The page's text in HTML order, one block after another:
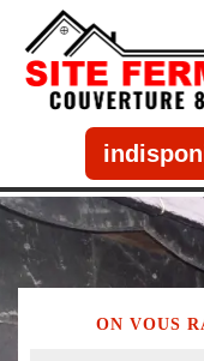
ON VOUS